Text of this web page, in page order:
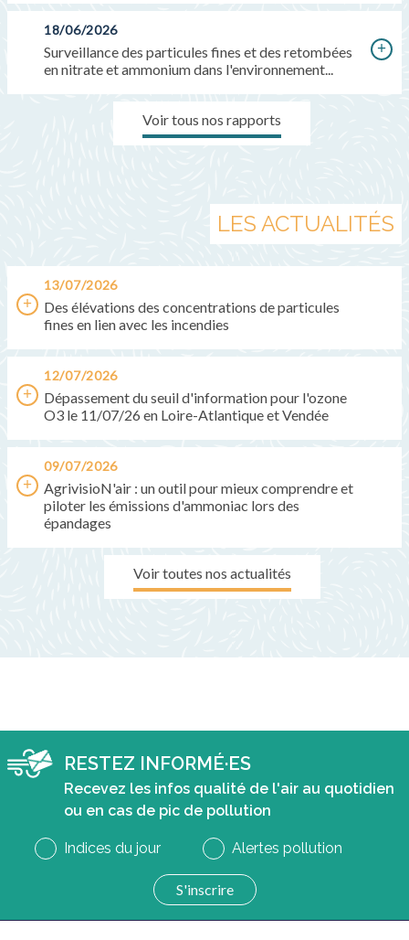
18/06/2026
Surveillance des particules fines et des retombées
en nitrate et ammonium dans l'environnement...
Voir tous nos rapports
LES ACTUALITÉS
13/07/2026
Des élévations des concentrations de particules
fines en lien avec les incendies
12/07/2026
Dépassement du seuil d'information pour l'ozone
O3 le 11/07/26 en Loire-Atlantique et Vendée
09/07/2026
AgrivisioN'air : un outil pour mieux comprendre et
piloter les émissions d'ammoniac lors des
épandages
Voir toutes nos actualités
RESTEZ INFORMÉ·ES
Recevez les infos qualité de l'air au quotidien
ou en cas de pic de pollution
Indices du jour Alertes pollution